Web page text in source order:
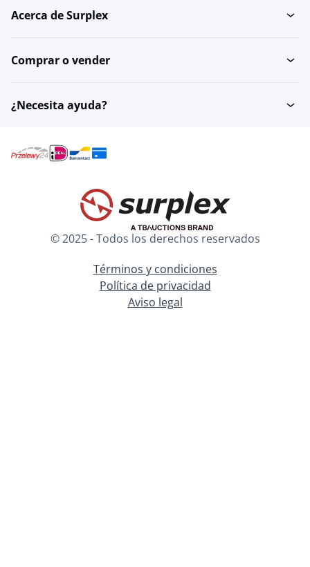
Acerca de Surplex
Comprar o vender
¿Necesita ayuda?
© 2025 - Todos los derechos reservados
Términos y condiciones
Política de privacidad
Aviso legal